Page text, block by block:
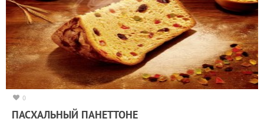
0
ПАСХАЛЬНЫЙ ПАНЕТТОНЕ